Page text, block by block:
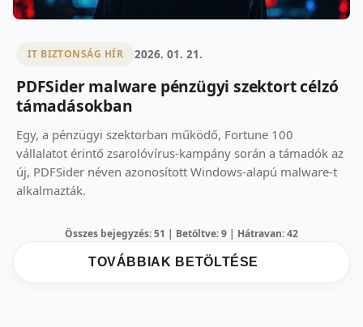
IT BIZTONSÁG HÍR 2026. 01. 21.
PDFSider malware pénzügyi szektort célzó
támadásokban
Egy, a pénzügyi szektorban működő, Fortune 100
vállalatot érintő zsarolóvírus-kampány során a támadók az
új, PDFSider néven azonosított Windows-alapú malware-t
alkalmazták.
Összes bejegyzés: 51 | Betöltve: 9 | Hátravan: 42
TOVÁBBIAK BETÖLTÉSE